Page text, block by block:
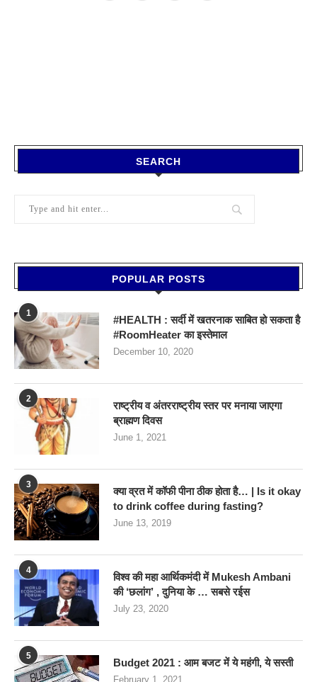
SEARCH
POPULAR POSTS
1
#HEALTH : सर्दी में खतरनाक साबित हो सकता है
#RoomHeater का इस्तेमाल
December 10, 2020
2
राष्ट्रीय व अंतरराष्ट्रीय स्तर पर मनाया जाएगा
ब्राह्मण दिवस
June 1, 2021
3
क्या व्रत में कॉफी पीना ठीक होता है… | Is it okay
to drink coffee during fasting?
June 13, 2019
4
विश्व की महा आर्थिकमंदी में Mukesh Ambani
की ‘छलांग’ , दुनिया के … सबसे रईस
July 23, 2020
5
Budget 2021 : आम बजट में ये महंगी, ये सस्‍ती
February 1, 2021